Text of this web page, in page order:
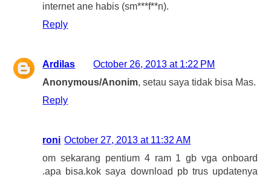
internet ane habis (sm***f**n).
Reply
Ardilas
October 26, 2013 at 1:22 PM
Anonymous/Anonim, setau saya tidak bisa Mas.
Reply
roni October 27, 2013 at 11:32 AM
om sekarang pentium 4 ram 1 gb vga onboard
.apa bisa.kok saya download pb trus updatenya